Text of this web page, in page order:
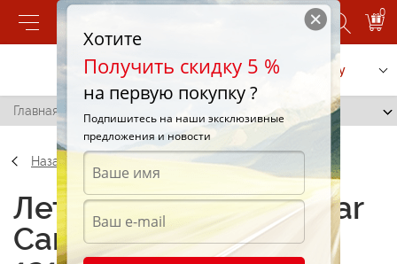
0
Позвонить Заказать услугу
Главная / Goodyear Cargo G91 225/75 R16 121P
Назад
Летние шины Goodyear
Cargo G91 225/75 R16
Хотите
Получить скидку 5 %
на первую покупку ?
Подпишитесь на наши эксклюзивные
предложения и новости